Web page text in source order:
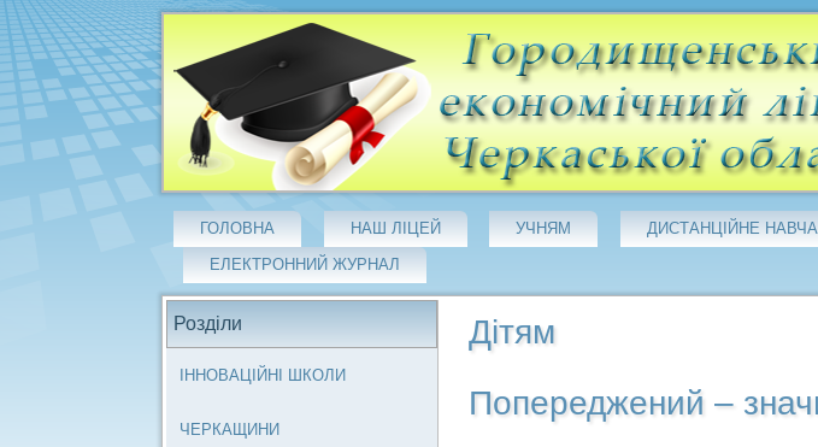
ГОЛОВНА НАШ ЛІЦЕЙ УЧНЯМ ДИСТАНЦІЙНЕ
ЕЛЕКТРОННИЙ ЖУРНАЛ
Розділи
ІННОВАЦІЙНІ ШКОЛИ
ЧЕРКАЩИНИ
Дітям
Попереджений –